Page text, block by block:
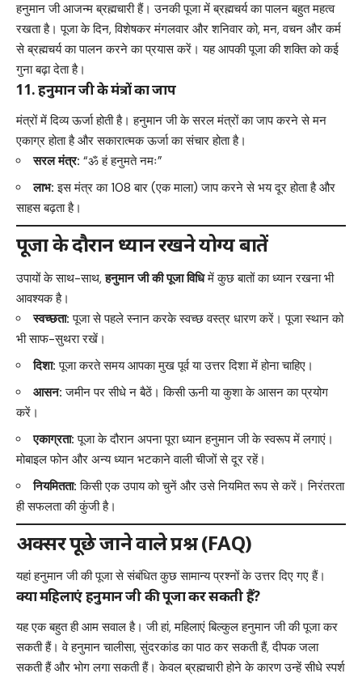
हनुमान जी आजन्म ब्रह्मचारी हैं। उनकी पूजा में ब्रह्मचर्य का पालन बहुत महत्व
रखता है। पूजा के दिन, विशेषकर मंगलवार और शनिवार को, मन, वचन और कर्म
से ब्रह्मचर्य का पालन करने का प्रयास करें। यह आपकी पूजा की शक्ति को कई
गुना बढ़ा देता है।
11. हनुमान जी के मंत्रों का जाप
मंत्रों में दिव्य ऊर्जा होती है। हनुमान जी के सरल मंत्रों का जाप करने से मन
एकाग्र होता है और सकारात्मक ऊर्जा का संचार होता है।
सरल मंत्र: “ॐ हं हनुमते नमः”
लाभ: इस मंत्र का 108 बार (एक माला) जाप करने से भय दूर होता है और
साहस बढ़ता है।
पूजा के दौरान ध्यान रखने योग्य बातें
उपायों के साथ-साथ,हनुमान जी की पूजा विधिमें कुछ बातों का ध्यान रखना भी
आवश्यक है।
स्वच्छता: पूजा से पहले स्नान करके स्वच्छ वस्त्र धारण करें। पूजा स्थान को
भी साफ-सुथरा रखें।
दिशा: पूजा करते समय आपका मुख पूर्व या उत्तर दिशा में होना चाहिए।
आसन: जमीन पर सीधे न बैठें। किसी ऊनी या कुशा के आसन का प्रयोग
करें।
एकाग्रता: पूजा के दौरान अपना पूरा ध्यान हनुमान जी के स्वरूप में लगाएं।
मोबाइल फोन और अन्य ध्यान भटकाने वाली चीजों से दूर रहें।
नियमितता: किसी एक उपाय को चुनें और उसे नियमित रूप से करें। निरंतरता
ही सफलता की कुंजी है।
अक्सर पूछे जाने वाले प्रश्न (FAQ)
यहां हनुमान जी की पूजा से संबंधित कुछ सामान्य प्रश्नों के उत्तर दिए गए हैं।
क्या महिलाएं हनुमान जी की पूजा कर सकती हैं?
यह एक बहुत ही आम सवाल है। जी हां, महिलाएं बिल्कुल हनुमान जी की पूजा कर
सकती हैं। वे हनुमान चालीसा, सुंदरकांड का पाठ कर सकती हैं, दीपक जला
सकती हैं और भोग लगा सकती हैं। केवल ब्रह्मचारी होने के कारण उन्हें सीधे स्पर्श